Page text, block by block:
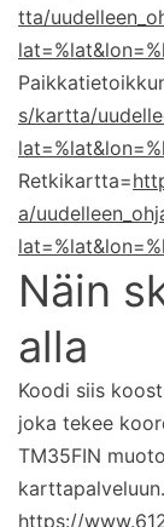
tta/
s/kartta/
Retkikartta=
a/
Näin
alla
Koodi siis
joka tekee
TM35FIN
https://